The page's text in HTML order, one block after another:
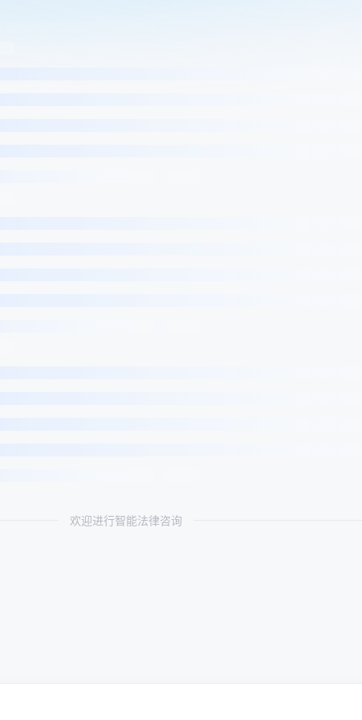
欢迎进行智能法律咨询